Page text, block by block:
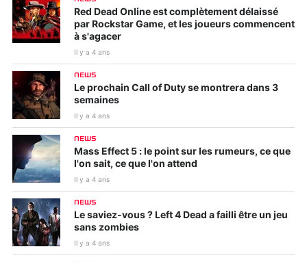
Red Dead Online est complètement délaissé
par Rockstar Game, et les joueurs commencent
à s'agacer
Il y a 4 ans
NEWS
Le prochain Call of Duty se montrera dans 3
semaines
Il y a 4 ans
NEWS
Mass Effect 5 : le point sur les rumeurs, ce que
l'on sait, ce que l'on attend
Il y a 4 ans
NEWS
Le saviez-vous ? Left 4 Dead a failli être un jeu
sans zombies
Il y a 4 ans